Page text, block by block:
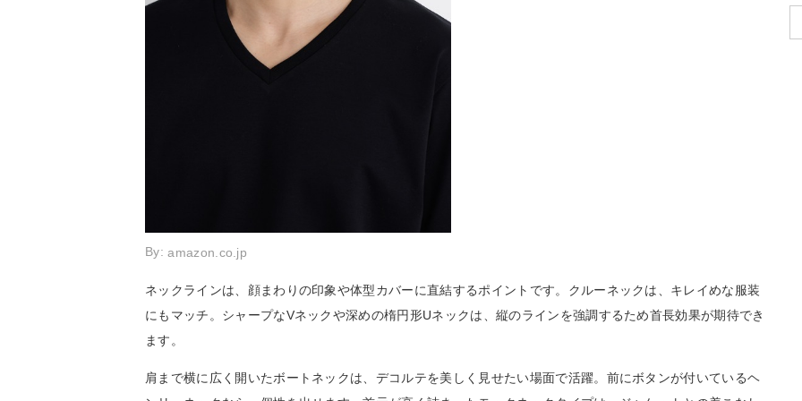
By:amazon.co.jp
ネックラインは、顔まわりの印象や体型カバーに直結するポイントです。クルーネックは、キレイめな服装
にもマッチ。シャープなVネックや深めの楕円形Uネックは、縦のラインを強調するため首長効果が期待でき
ます。
肩まで横に広く開いたボートネックは、デコルテを美しく見せたい場面で活躍。前にボタンが付いているヘ